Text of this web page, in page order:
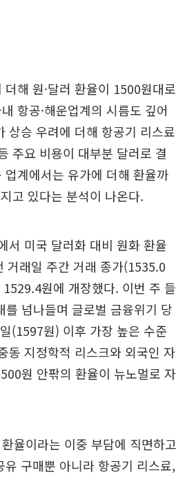
해 원·달러 환율이 1500원대로
항공·해운업계의 시름도 깊어
상승 우려에 더해 항공기 리스료
주요 비용이 대부분 달러로 결
계에서는 유가에 더해 환율까
고 있다는 분석이 나온다.
서 미국 달러화 대비 원화 환율
거래일 주간 거래 종가(1535.0
원에 개장했다. 이번 주 들
를 넘나들며 글로벌 금융위기 당
(1597원) 이후 가장 높은 수준
동 지정학적 리스크와 외국인 자
원 안팎의 환율이 뉴노멀로 자
율이라는 이중 부담에 직면하고
유 구매뿐 아니라 항공기 리스료,